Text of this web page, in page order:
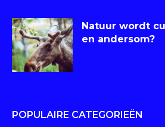
Natuur wordt
en andersom?
POPULAIRE CATEGORIEËN